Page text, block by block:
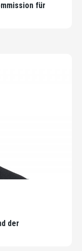
für
der